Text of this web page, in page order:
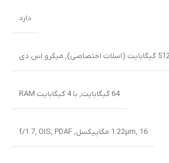
دارد
, میکرو اس دی
64 گیگابایت , با 4 گیگابایت RAM
1.22µm, 16 مگاپیکسل ,
f/1.7, OIS, PDAF